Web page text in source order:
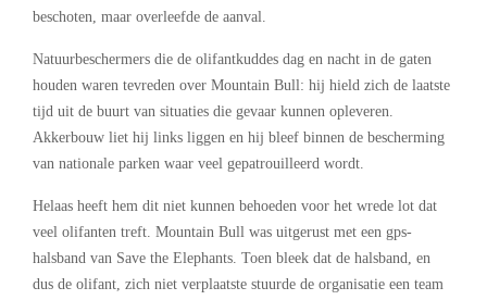
beschoten, maar overleefde de aanval.
Natuurbeschermers die de olifantkuddes dag en nacht in de gaten
houden waren tevreden over Mountain Bull: hij hield zich de laatste
tijd uit de buurt van situaties die gevaar kunnen opleveren.
Akkerbouw liet hij links liggen en hij bleef binnen de bescherming
van nationale parken waar veel gepatrouilleerd wordt.
Helaas heeft hem dit niet kunnen behoeden voor het wrede lot dat
veel olifanten treft. Mountain Bull was uitgerust met een gps-
halsband van Save the Elephants. Toen bleek dat de halsband, en
dus de olifant, zich niet verplaatste stuurde de organisatie een team